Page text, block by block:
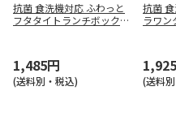
抗菌 食洗機対応 ふわっと
フタタイトランチボックス
1,485円
(送料別・税込)
抗菌
ラワン
(送料